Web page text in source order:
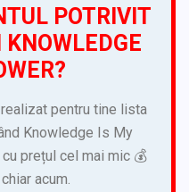
POTRIVIT
pentru tine lista
Knowledge Is My
prețul cel mai mic 💰
acum.